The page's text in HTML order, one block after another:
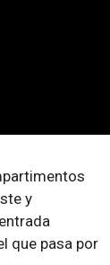
y
que pasa por